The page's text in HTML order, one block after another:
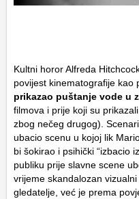
Kultni horor Alfreda
povijest kinematografije kao
prikazao puštanje vode u
filmova i prije koji su
zbog nečeg drugog).
ubacio scenu u kojoj lik
bi šokirao i psihički “izbacio
publiku prije slavne scene
vrijeme skandalozan
gledatelje, već je prema